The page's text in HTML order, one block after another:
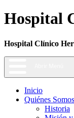
Hospital
Hospital Clínico
Inicio
Quiénes Somos
Historia